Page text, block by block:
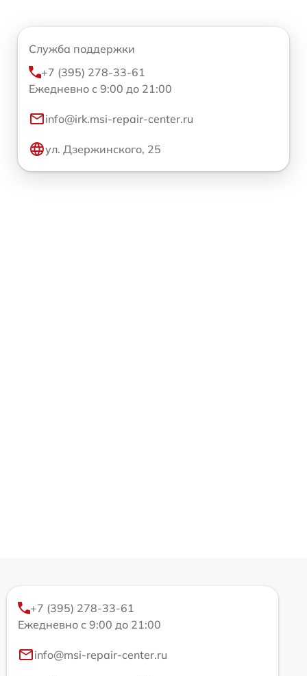
Служба поддержки
+7 (395) 278-33-61
Ежедневно с 9:00 до 21:00
info@irk.msi-repair-center.ru
ул. Дзержинского, 25
+7 (395) 278-33-61
Ежедневно с 9:00 до 21:00
info@msi-repair-center.ru